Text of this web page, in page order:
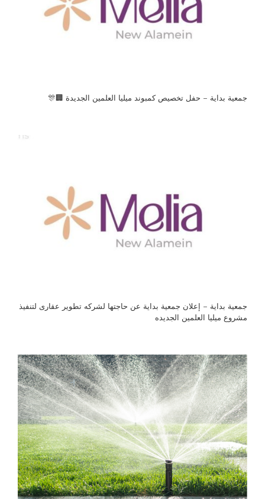
جمعية بداية – حفل تخصيص كمبوند ميليا العلمين الجديدة 🏢🎊
جمعية بداية – إعلان جمعية بداية عن حاجتها لشركه تطوير عقارى لتنفيذ
مشروع ميليا العلمين الجديده